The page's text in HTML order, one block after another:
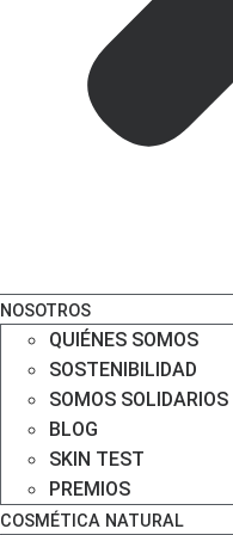
NOSOTROS
QUIÉNES SOMOS
SOSTENIBILIDAD
SOMOS SOLIDARIOS
BLOG
SKIN TEST
PREMIOS
COSMÉTICA NATURAL